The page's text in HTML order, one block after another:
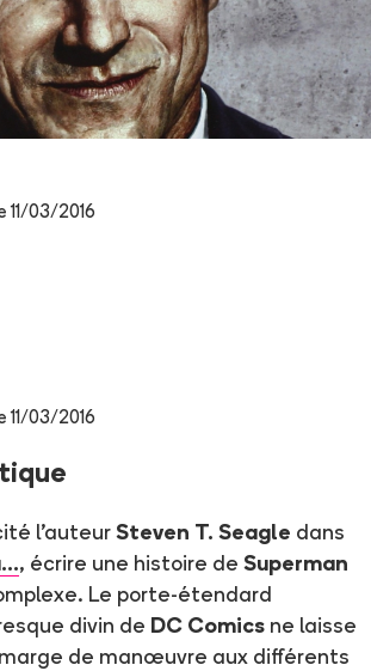
11/03/2016
11/03/2016
l'auteur Steven T. Seagle dans
, écrire une histoire de Superman
Le porte-étendard
divin de DC Comics ne laisse
de manœuvre aux différents